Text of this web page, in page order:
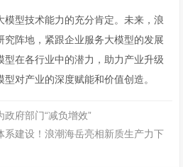
模型技术能力的充分肯定。未来，浪
究阵地，紧跟企业服务大模型的发展
型在各行业中的潜力，助力产业升级
对产业的深度赋能和价值创造。
府部门“减负增效”
系建设！浪潮海岳亮相新质生产力下